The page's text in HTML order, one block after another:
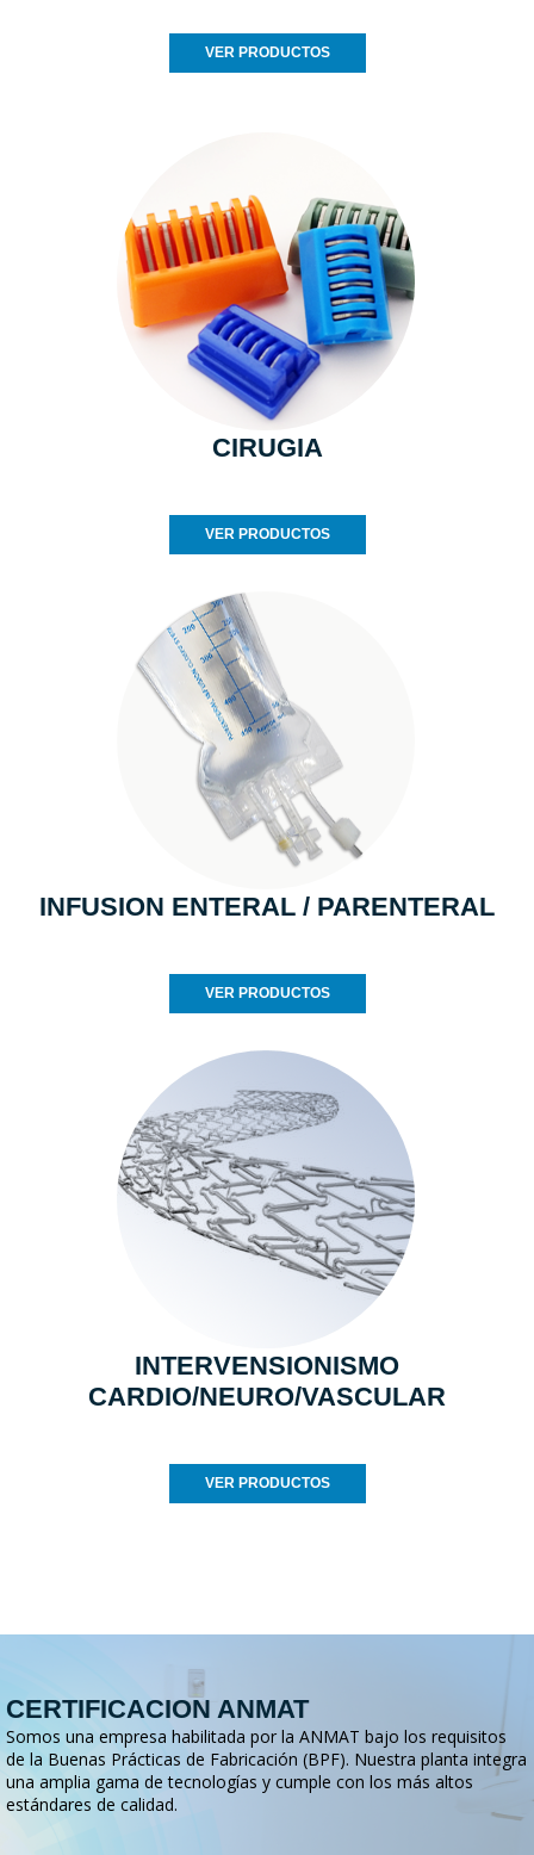
VER PRODUCTOS
CIRUGIA
VER PRODUCTOS
INFUSION ENTERAL / PARENTERAL
VER PRODUCTOS
INTERVENSIONISMO
CARDIO/NEURO/VASCULAR
VER PRODUCTOS
CERTIFICACION ANMAT
Somos una empresa habilitada por la ANMAT bajo los requisitos
de la Buenas Prácticas de Fabricación (BPF). Nuestra planta integra
una amplia gama de tecnologías y cumple con los más altos
estándares de calidad.